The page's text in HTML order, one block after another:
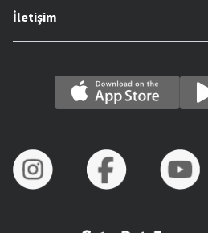
İletişim